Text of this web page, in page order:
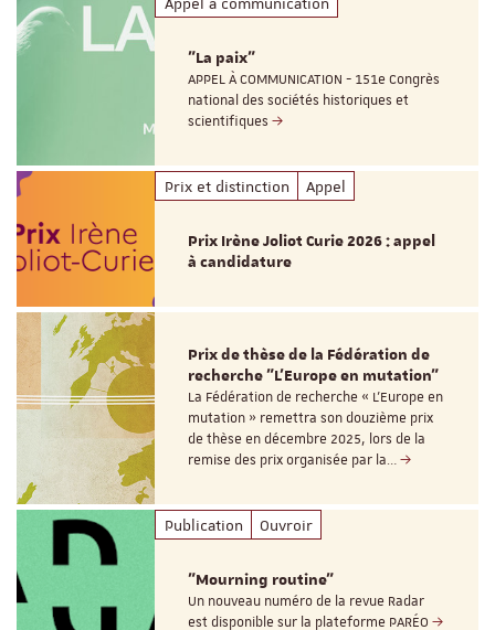
"La paix"
APPEL À COMMUNICATION - 151e Congrès
national des sociétés historiques et
scientifiques
Prix et distinction Appel
Prix Irène Joliot Curie 2026 : appel
à candidature
Prix de thèse de la Fédération de
recherche "L’Europe en mutation"
La Fédération de recherche « L’Europe en
mutation » remettra son douzième prix
de thèse en décembre 2025, lors de la
remise des prix organisée par la…
Publication Ouvroir
"Mourning routine"
Un nouveau numéro de la revue Radar
est disponible sur la plateforme PARÉO